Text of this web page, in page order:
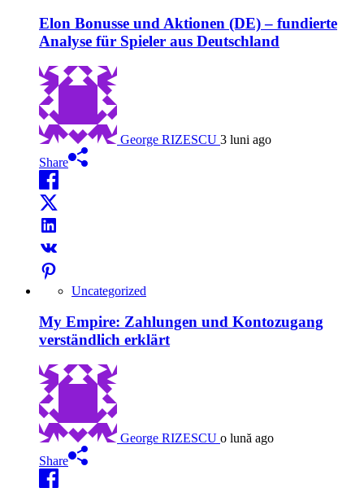
Elon Bonusse und Aktionen (DE) – fundierte
Analyse für Spieler aus Deutschland
George RIZESCU 3 luni ago
Share
Uncategorized
My Empire: Zahlungen und Kontozugang
verständlich erklärt
George RIZESCU o lună ago
Share